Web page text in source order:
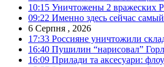
10:15 Уничтожены 2 вражеских
09:22 Именно здесь сейчас
6 Серпня , 2026
17:33 Россияне уничтожили
16:40 Пушилин “нарисовал”
16:09 Прилади та аксесуари: